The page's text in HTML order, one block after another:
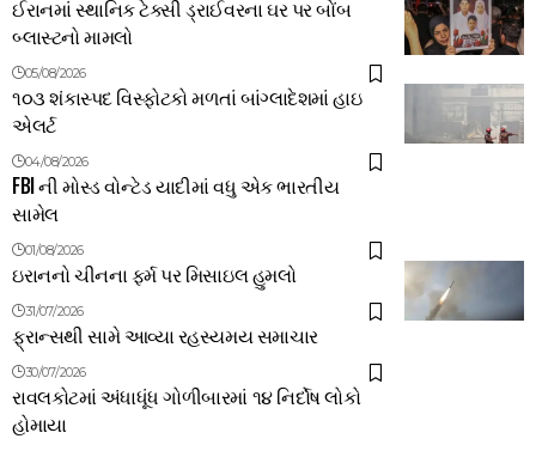
ઈરાનમાં સ્થાનિક ટેક્સી ડ્રાઈવરના ઘર પર બોંબ
બ્લાસ્ટનો મામલો
05/08/2026
૧૦૩ શંકાસ્પદ વિસ્ફોટકો મળતાં બાંગ્લાદેશમાં હાઇ
એલર્ટ
04/08/2026
FBI ની મોસ્ડ વોન્ટેડ યાદીમાં વધુ એક ભારતીય
સામેલ
01/08/2026
ઇરાનનો ચીનના ફર્મ પર મિસાઇલ હુમલો
31/07/2026
ફ્રાન્સથી સામે આવ્યા રહસ્યમય સમાચાર
30/07/2026
રાવલકોટમાં અંધાધૂંધ ગોળીબારમાં ૧૪ નિર્દોષ લોકો
હોમાયા